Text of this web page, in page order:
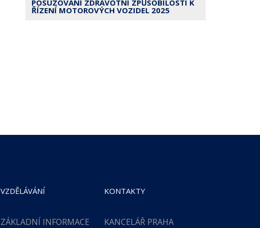
POSUZOVÁNÍ ZDRAVOTNÍ ZPŮSOBILOSTI K
ŘÍZENÍ MOTOROVÝCH VOZIDEL 2025
VZDĚLÁVÁNÍ
ZÁKLADNÍ INFORMACE
KONTAKTY
KANCELÁŘ PRAHA